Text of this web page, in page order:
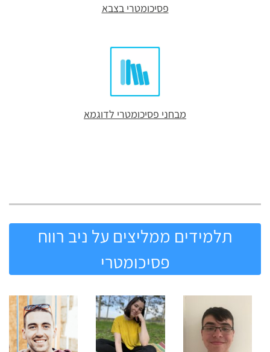
פסיכומטרי בצבא
מבחני פסיכומטרי לדוגמא
תלמידים ממליצים על ניב רווח
פסיכומטרי